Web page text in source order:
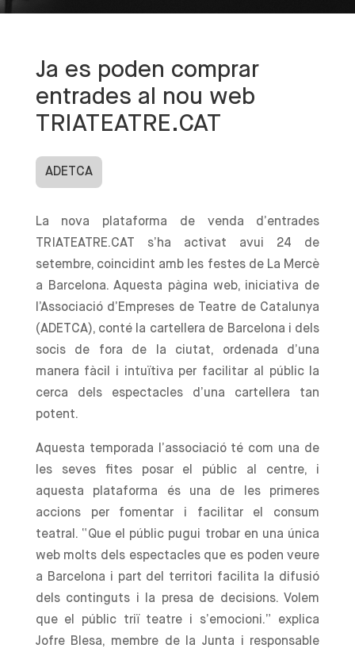
Ja es poden comprar
entrades al nou web
TRIATEATRE.CAT
ADETCA
La nova plataforma de venda d’entrades
TRIATEATRE.CAT s’ha activat avui 24 de
setembre, coincidint amb les festes de La Mercè
a Barcelona. Aquesta pàgina web, iniciativa de
l’Associació d’Empreses de Teatre de Catalunya
(ADETCA), conté la cartellera de Barcelona i dels
socis de fora de la ciutat, ordenada d’una
manera fàcil i intuïtiva per facilitar al públic la
cerca dels espectacles d’una cartellera tan
potent.
Aquesta temporada l’associació té com una de
les seves fites posar el públic al centre, i
aquesta plataforma és una de les primeres
accions per fomentar i facilitar el consum
teatral. “Que el públic pugui trobar en una única
web molts dels espectacles que es poden veure
a Barcelona i part del territori facilita la difusió
dels continguts i la presa de decisions. Volem
que el públic triï teatre i s’emocioni.” explica
Jofre Blesa, membre de la Junta i responsable